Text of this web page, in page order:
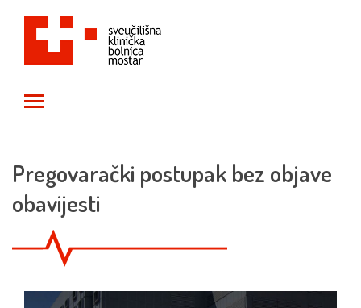
Pregovarački postupak bez objave
obavijesti